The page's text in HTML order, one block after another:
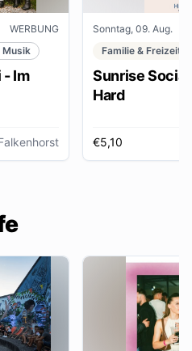
WERBUNG
Musik
- Im
Sonntag, 09. Aug.
Familie & Freizeit
Sunrise
Hard
€5,10